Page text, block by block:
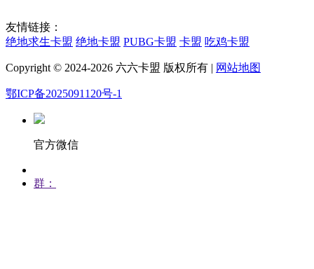
友情链接：
绝地求生卡盟 绝地卡盟 PUBG卡盟 卡盟 吃鸡卡盟
Copyright © 2024-2026 六六卡盟 版权所有 | 网站地图
鄂ICP备2025091120号-1
官方微信
群：